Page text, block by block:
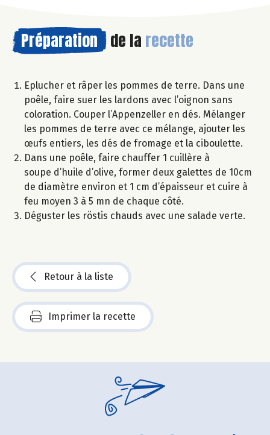
Préparation de la recette
Eplucher et râper les pommes de terre. Dans une
poêle, faire suer les lardons avec l’oignon sans
coloration. Couper l’Appenzeller en dés. Mélanger
les pommes de terre avec ce mélange, ajouter les
œufs entiers, les dés de fromage et la ciboulette.
Dans une poêle, faire chauffer 1 cuillère à
soupe d’huile d’olive, former deux galettes de 10cm
de diamètre environ et 1 cm d’épaisseur et cuire à
feu moyen 3 à 5 mn de chaque côté.
Déguster les röstis chauds avec une salade verte.
Retour à la liste
Imprimer la recette